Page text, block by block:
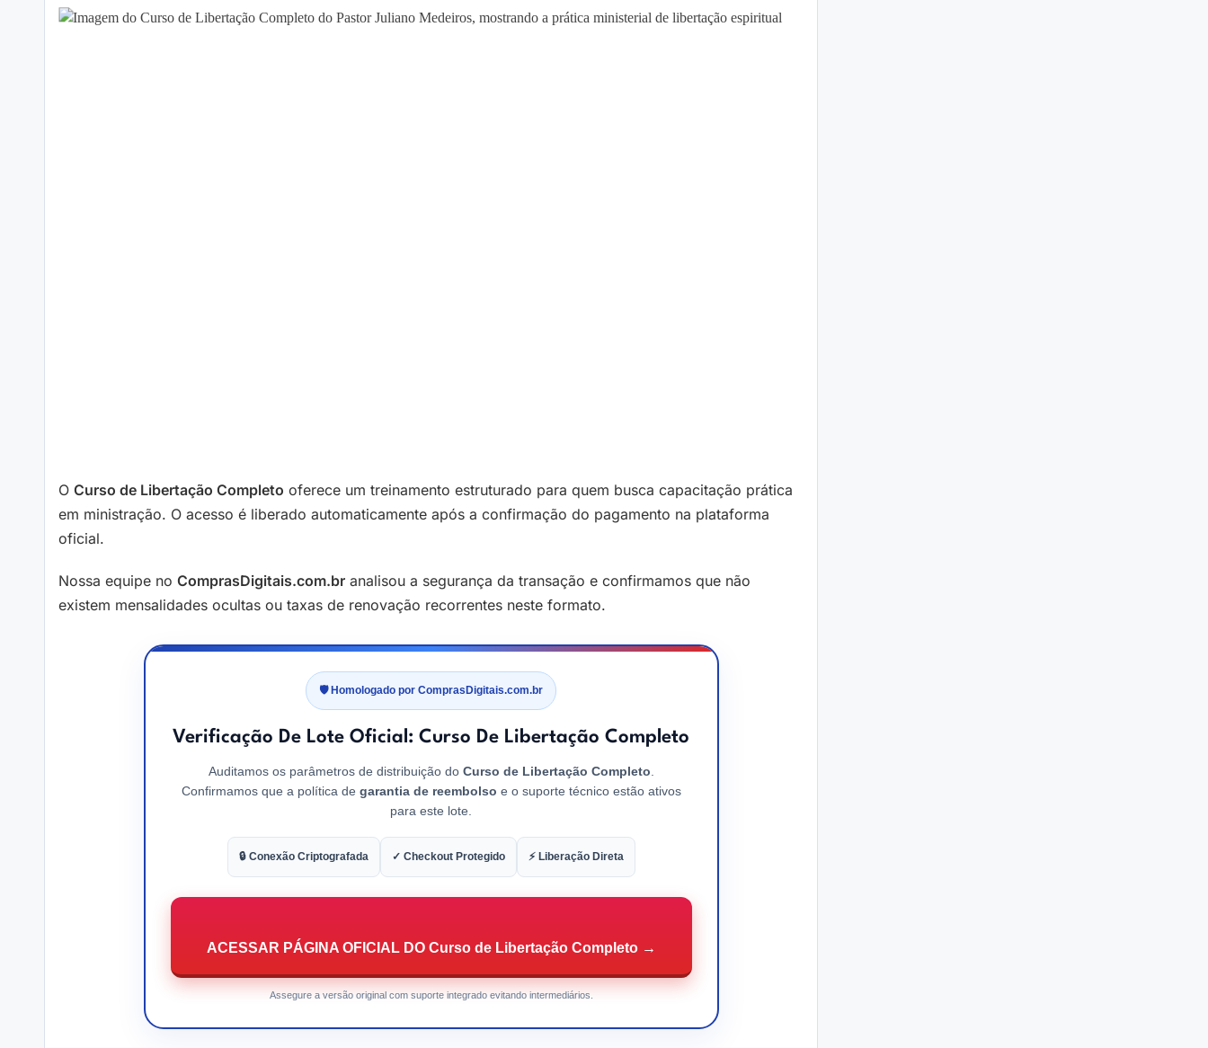
O Curso de Libertação Completo oferece um treinamento estruturado para quem busca capacitação prática
em ministração. O acesso é liberado automaticamente após a confirmação do pagamento na plataforma
oficial.
Nossa equipe no ComprasDigitais.com.br analisou a segurança da transação e confirmamos que não
existem mensalidades ocultas ou taxas de renovação recorrentes neste formato.
🛡️ Homologado por ComprasDigitais.com.br
Verificação De Lote Oficial: Curso De Libertação Completo
Auditamos os parâmetros de distribuição do Curso de Libertação Completo
Confirmamos que a política de garantia de reembolso e o suporte técnico estão ativos
para este lote.
🔒 Conexão Criptografada ✓ Checkout Protegido ⚡ Liberação Direta
ACESSAR PÁGINA OFICIAL DO Curso de Libertação Completo →
Assegure a versão original com suporte integrado evitando intermediários.